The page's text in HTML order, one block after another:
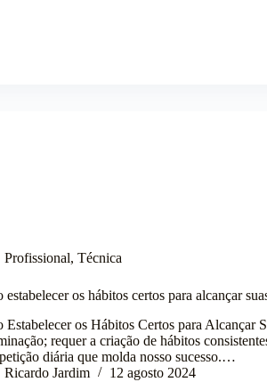
Profissional, Técnica
estabelecer os hábitos certos para alcançar
Estabelecer os Hábitos Certos para Alcançar
requer a criação de hábitos
diária que molda nosso sucesso.…
Ricardo Jardim
12 agosto 2024